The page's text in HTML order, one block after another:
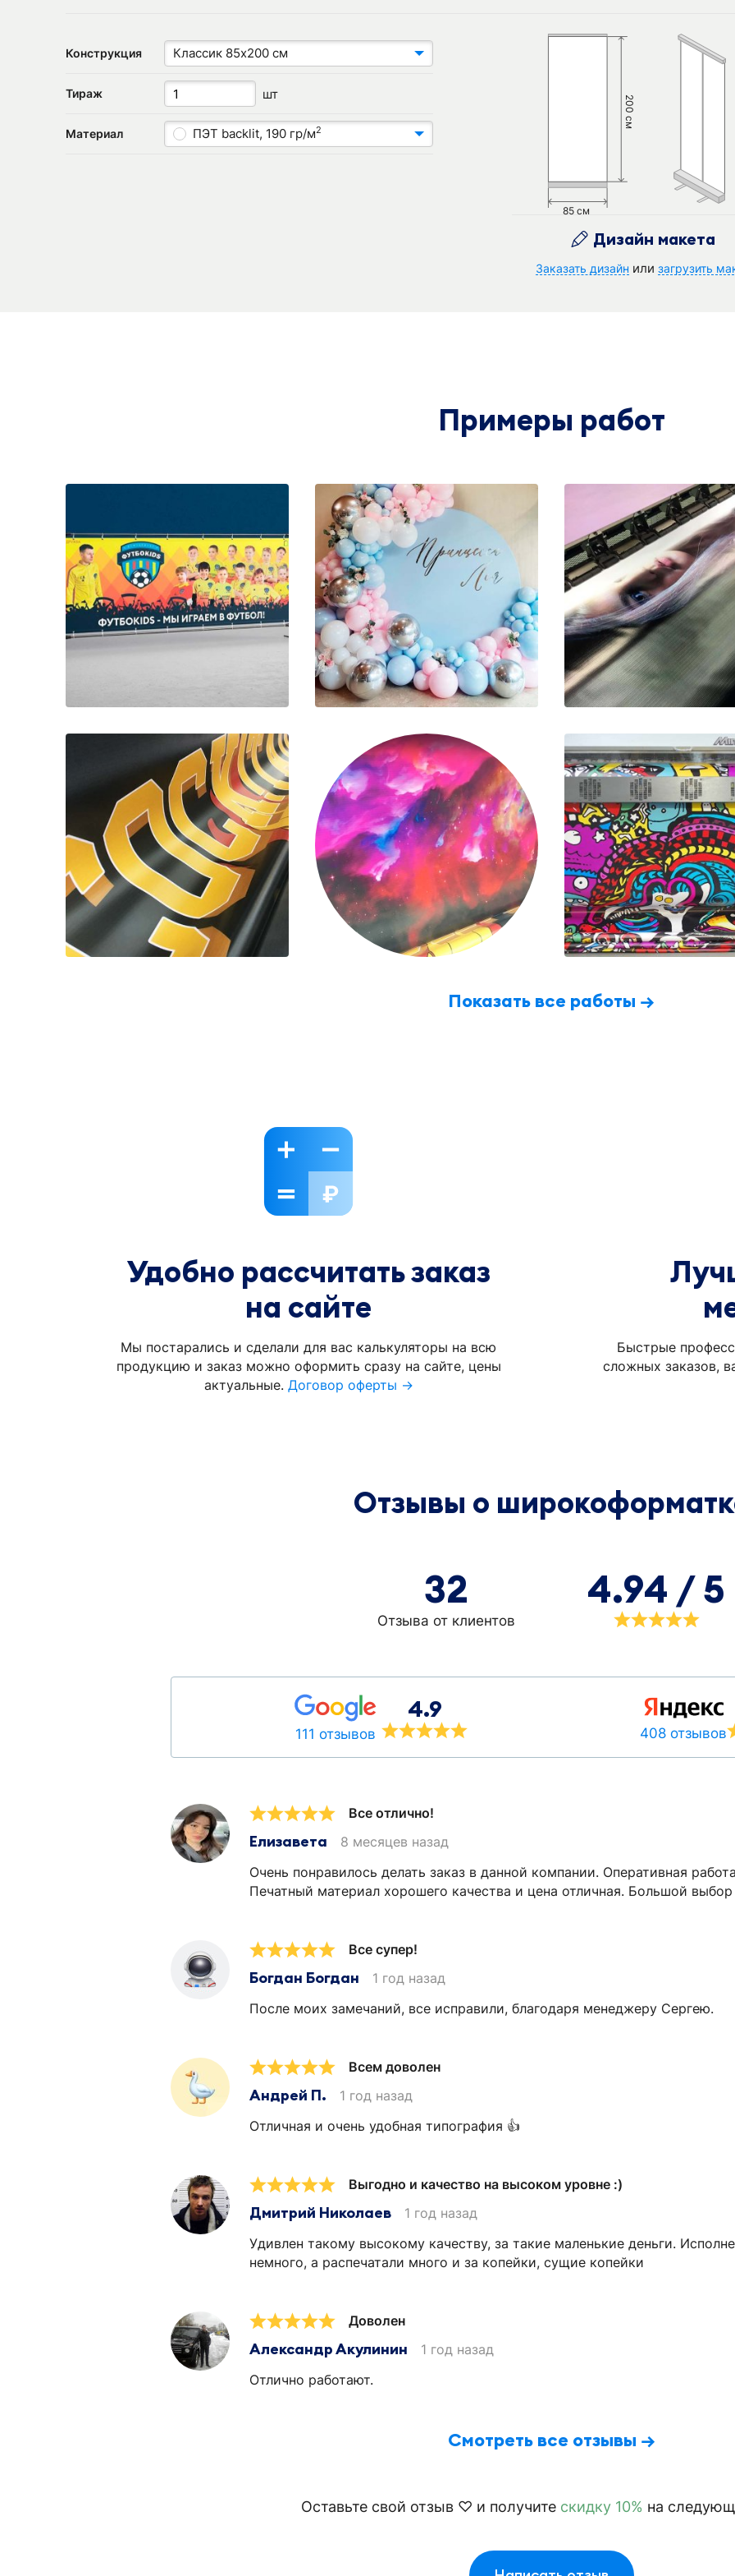
Конструкция Классик 85x200 см
Тираж шт
Материал ПЭТ backlit, 190 гр/м2
85 см
200 см
Дизайн макета
Заказать дизайн или загрузить
Примеры работ
Показать все работы →
Удобно рассчитать заказ
на сайте
Мы постарались и сделали для вас калькуляторы на всю
продукцию и заказ можно оформить сразу на сайте, цены
актуальные. Договор оферты →
Быстрые
сложных заказов,
Отзывы о
32
Отзыва от клиентов
4.94 / 5
111 отзывов
4.9
408 отзывов
Все отлично!
Елизавета
8 месяцев назад
Очень понравилось делать заказ в данной компании. Оперативная
Печатный материал хорошего качества и цена отличная. Большой
Все супер!
Богдан Богдан
1 год назад
После моих замечаний, все исправили, благодаря менеджеру Сергею.
Всем доволен
Андрей П.
1 год назад
Отличная и очень удобная типография 👍
Выгодно и качество на высоком уровне :)
Дмитрий Николаев
1 год назад
Удивлен такому высокому качеству, за такие маленькие деньги.
немного, а распечатали много и за копейки, сущие копейки
Доволен
Александр Акулинин
1 год назад
Отлично работают.
Смотреть все отзывы →
Оставьте свой отзыв ♡ и получите скидку 10% на